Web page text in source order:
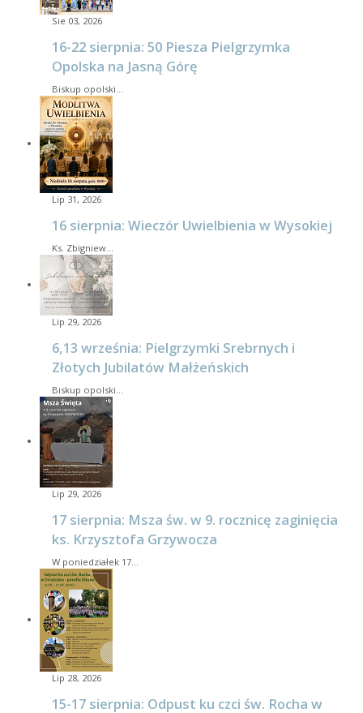
Sie 03, 2026
16-22 sierpnia: 50 Piesza Pielgrzymka
Opolska na Jasną Górę
Biskup opolski…
Lip 31, 2026
16 sierpnia: Wieczór Uwielbienia w Wysokiej
Ks. Zbigniew…
Lip 29, 2026
6,13 września: Pielgrzymki Srebrnych i
Złotych Jubilatów Małżeńskich
Biskup opolski…
Lip 29, 2026
17 sierpnia: Msza św. w 9. rocznicę zaginięcia
ks. Krzysztofa Grzywocza
W poniedziałek 17…
Lip 28, 2026
15-17 sierpnia: Odpust ku czci św. Rocha w